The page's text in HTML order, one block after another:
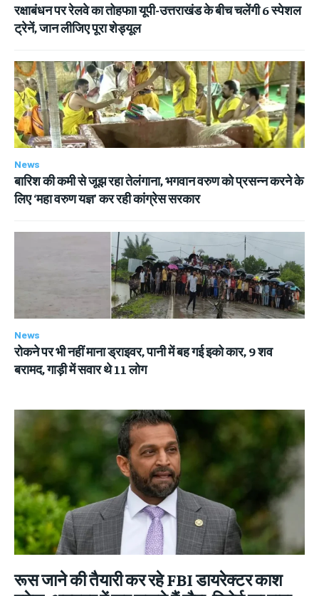
रक्षाबंधन पर रेलवे का तोहफा! यूपी-उत्तराखंड के बीच चलेंगी 6 स्पेशल
ट्रेनें, जान लीजिए पूरा शेड्यूल
News
बारिश की कमी से जूझ रहा तेलंगाना, भगवान वरुण को प्रसन्न करने के
लिए ‘महा वरुण यज्ञ’ कर रही कांग्रेस सरकार
News
रोकने पर भी नहीं माना ड्राइवर, पानी में बह गई इको कार, 9 शव
बरामद, गाड़ी में सवार थे 11 लोग
रूस जाने की तैयारी कर रहे FBI डायरेक्टर काश